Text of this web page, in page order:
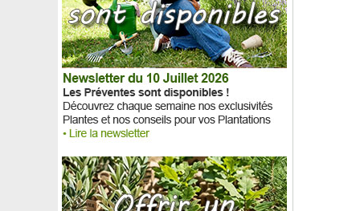
Albizia julibrissin 'Ombrella'
Albizia julibrissin 'Summer chocolate'
Albizia pleureur 'Chocolate Fountain'
Aliboufier pourpre 'Purple Dress'
Aliboufier, Styrax
Alisier blanc
Alisier de Suède
Alisier torminal
Alocasia noir, Alocasia amazonica
Amandier à fruits
Amandier de Chine, Amandier à fleurs
Amandier nain autofertile